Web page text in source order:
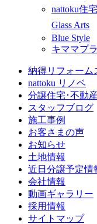
nattoku住
Glass Arts
Blue Style
キママプ
納得リフォーム
nattoku リノベ
分譲住宅･不動
スタッフブログ
施工事例
お客さまの声
お知らせ
土地情報
近日分譲予定情
会社情報
動画ギャラリー
採用情報
サイトマップ